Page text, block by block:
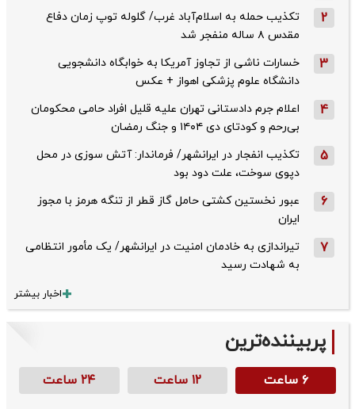
2
تکذیب حمله به اسلام‌آباد غرب/ گلوله توپ زمان دفاع
مقدس ۸ ساله منفجر شد
3
خسارات ناشی از تجاوز آمریکا به خوابگاه دانشجویی
دانشگاه علوم پزشکی اهواز + عکس
4
اعلام جرم دادستانی تهران علیه قلیل افراد حامی محکومان
بی‌رحم و کودتای دی‌ ۱۴۰۴ و جنگ رمضان
5
تکذیب ‌انفجار در ایرانشهر/ فرماندار: آتش سوزی در محل
دپوی سوخت، علت دود بود
6
عبور نخستین کشتی حامل گاز قطر از تنگه هرمز با مجوز
ایران
7
تیراندازی به خادمان امنیت در ایرانشهر/ یک مأمور انتظامی
به شهادت رسید
اخبار بیشتر
پربیننده‌ترین
۶ ساعت ۱۲ ساعت ۲۴ ساعت